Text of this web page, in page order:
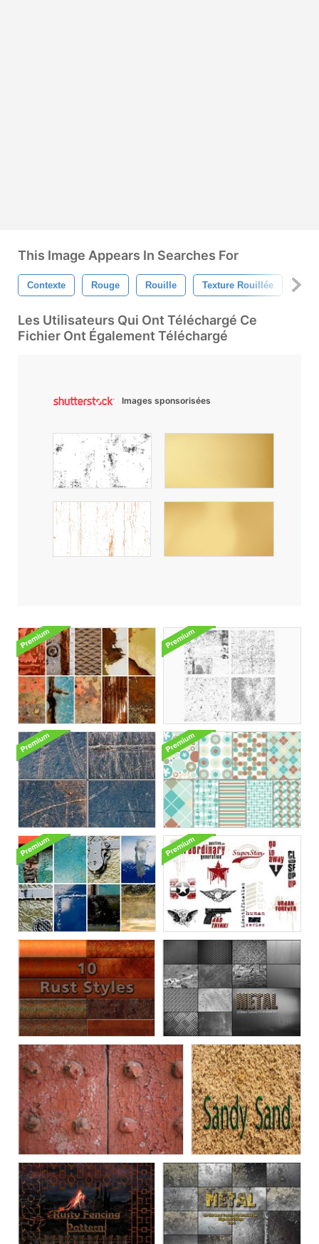
This Image Appears In Searches For
Contexte Rouge Rouille Texture Rouillée
Les Utilisateurs Qui Ont Téléchargé Ce
Fichier Ont Également Téléchargé
Images sponsorisées